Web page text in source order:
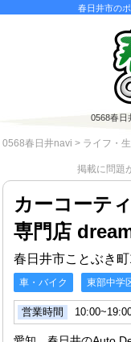
春日井市の
0568春日
0568春日井navi > ライフ・
掲載に問題
カーコーテ
専門店
春日井市ことぶき
車・バイク 東部中学
営業時間